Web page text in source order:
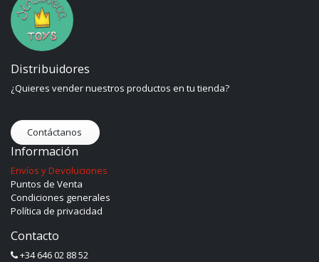
Distribuidores
¿Quieres vender nuestros productos en tu tienda?
Contáctanos
Información
Envíos y Devoluciones
Puntos de Venta
Condiciones generales
Política de privacidad
Contacto
+34 646 02 88 52